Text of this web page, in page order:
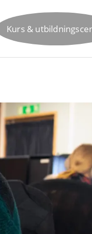
Kurs &